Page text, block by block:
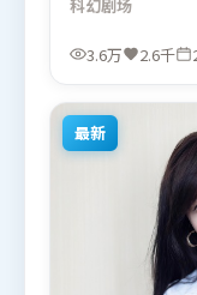
对手戏都推动信
莫西·查拉米、
区首映上线，适
科幻剧场
3.6万 2.6千
最新